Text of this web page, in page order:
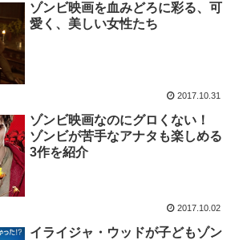
ゾンビ映画を血みどろに彩る、可
愛く、美しい女性たち
2017.10.31
ゾンビ映画なのにグロくない！
ゾンビが苦手なアナタも楽しめる
3作を紹介
2017.10.02
イライジャ・ウッドが子どもゾン